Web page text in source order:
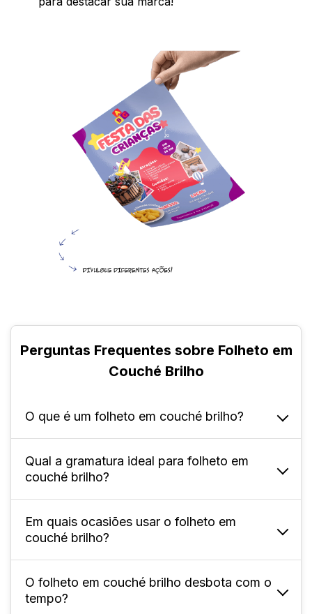
Perguntas Frequentes sobre Folheto em
Couché Brilho
O que é um folheto em couché brilho?
Ele é um material impresso feito em papel
couché com acabamento brilhante, que
confere textura lisa e suave, com aspecto
reflexivo que destaca as cores e o design.
Qual a gramatura ideal para folheto em
couché brilho?
As gramaturas oferecidas aqui vão de 90g a
250g, que podem ser escolhidas a partir da
sua necessidade e objetivo, sendo todas as
opções de alta qualidade e impressão. Vale
ressaltar que, quanto mais elevada a
Em quais ocasiões usar o folheto em
couché brilho?
Ele é indicado principalmente para
campanhas promocionais, divulgação de
O folheto em couché brilho desbota com o
tempo?